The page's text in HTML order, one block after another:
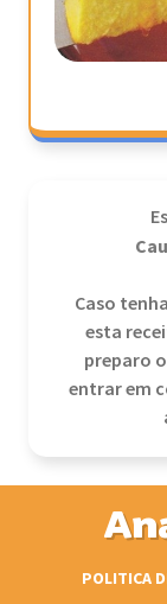
Caso
esta
preparo
entrar em
POLITICA